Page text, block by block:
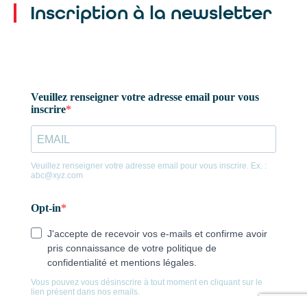
Un seul mail pour toutes nos
agences :
contact@agencealix.fr
Inscription à la newsletter